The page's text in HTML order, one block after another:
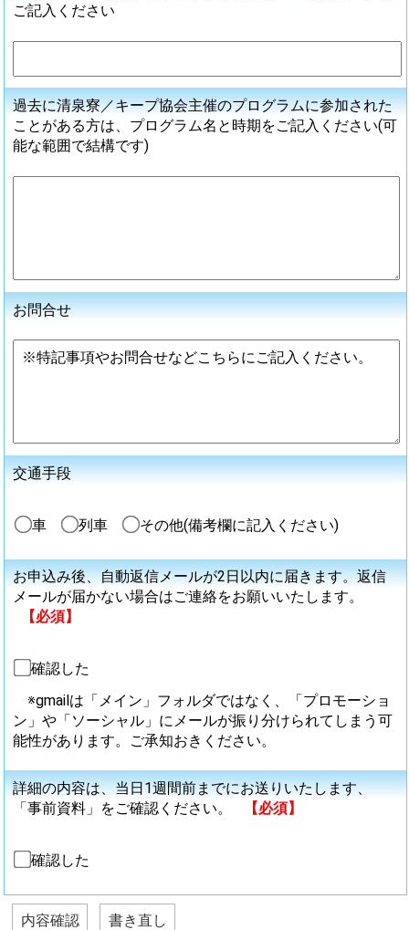
ご記入ください
過去に清泉寮／キープ協会主催のプログラムに参加された
ことがある方は、プログラム名と時期をご記入ください(可
能な範囲で結構です)
お問合せ
交通手段
車 列車 その他(備考欄に記入ください)
お申込み後、自動返信メールが2日以内に届きます。返信
メールが届かない場合はご連絡をお願いいたします。
【必須】
確認した
※gmailは「メイン」フォルダではなく、「プロモーショ
ン」や「ソーシャル」にメールが振り分けられてしまう可
能性があります。ご承知おきください。
詳細の内容は、当日1週間前までにお送りいたします、
「事前資料」をご確認ください。
【必須】
確認した